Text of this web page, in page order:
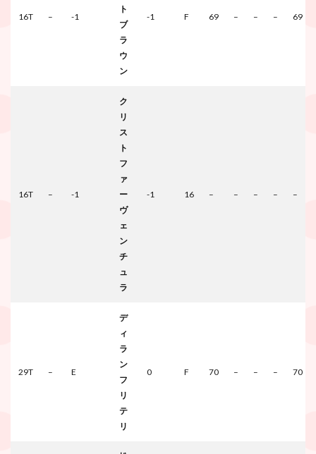
16T – -1
ト
ブ
ラ
ウ
ン
-1 F 69 – – – 69
16T – -1
ク
リ
ス
ト
フ
ァ
ー
ヴ
ェ
ン
チ
ュ
ラ
-1 16 – – – – –
29T – E
デ
ィ
ラ
ン
フ
リ
テ
リ
0 F 70 – – – 70